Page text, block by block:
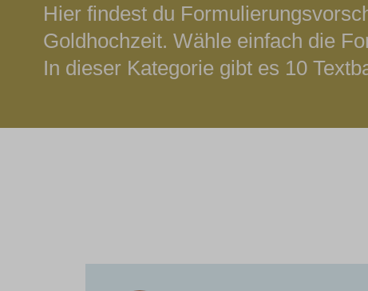
Hier findest du
Goldhochzeit. Wähle einfach die
In dieser Kategorie gibt es 10